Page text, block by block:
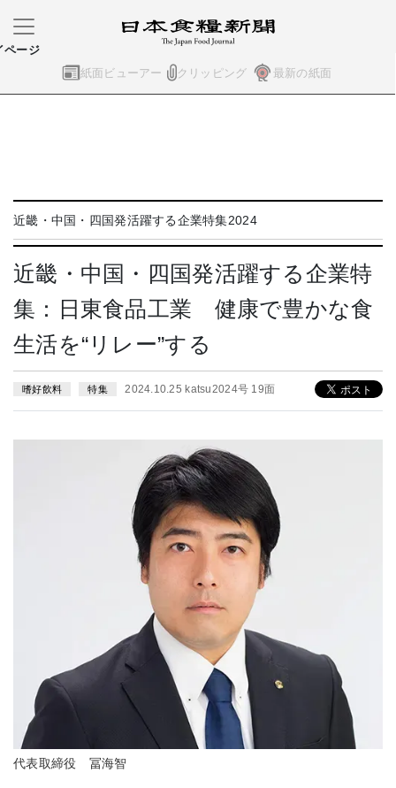
紙面ビューアー クリッピング 最新の紙面
ページ
近畿・中国・四国発活躍する企業特集2024
近畿・中国・四国発活躍する企業特
集：日東食品工業 健康で豊かな食
生活を“リレー”する
嗜好飲料 特集 2024.10.25 katsu2024号 19面
代表取締役 冨海智